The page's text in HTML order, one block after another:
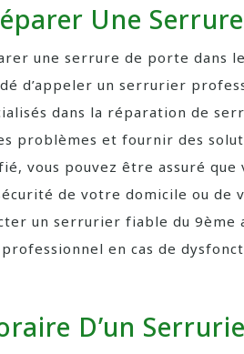
Une
une serrure de porte dans
d’appeler un serrurier
dans la réparation de
problèmes et fournir des
vous pouvez être assuré
de votre domicile ou de
un serrurier fiable du
en cas de
D’un